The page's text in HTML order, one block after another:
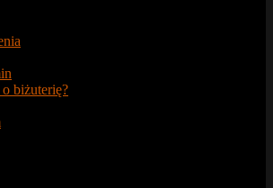
biżuterię?